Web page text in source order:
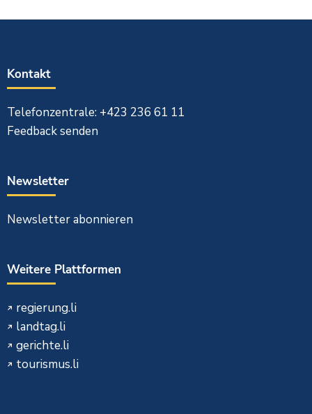
Kontakt
Telefonzentrale: +423 236 61 11
Feedback senden
Newsletter
Newsletter abonnieren
Weitere Plattformen
regierung.li
landtag.li
gerichte.li
tourismus.li